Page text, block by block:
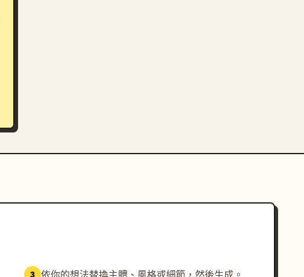
3 依你的想法替換主體、風格或細節，然後生成。